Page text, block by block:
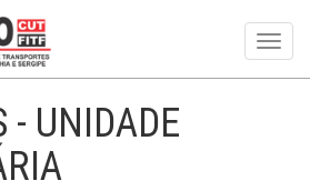
- UNIDADE